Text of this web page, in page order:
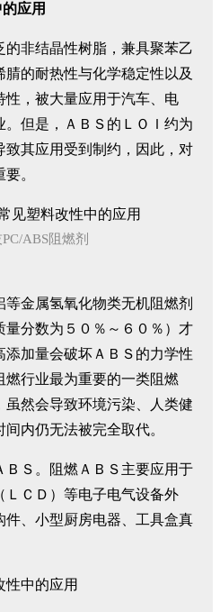
应用
的非结晶性树脂，兼具聚苯乙
的耐热性与化学稳定性以及
，被大量应用于汽车、电
但是，ＡＢＳ的ＬＯＩ约为
致其应用受到制约，因此，对
。
ABS阻燃剂
金属氢氧化物类无机阻燃剂
分数为５０％～６０％）才
加量会破坏ＡＢＳ的力学性
行业最为重要的一类阻燃
然会导致环境污染、人类健
内仍无法被完全取代。
ＢＳ。阻燃ＡＢＳ主要应用于
ＬＣＤ）等电子电气设备外
、小型厨房电器、工具盒真